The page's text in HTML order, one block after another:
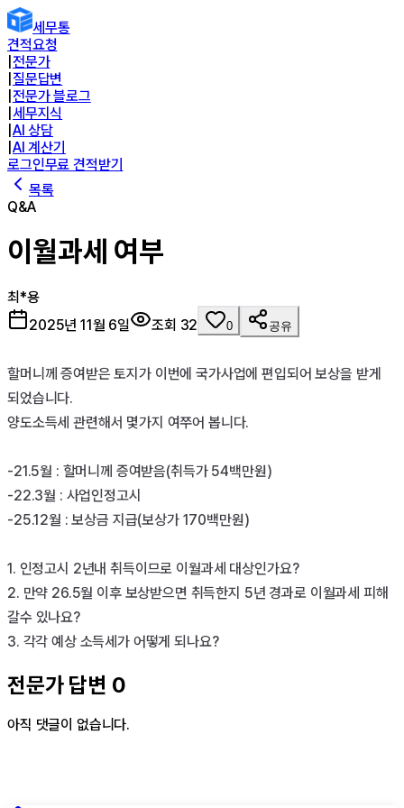
세무통
견적요청
전문가
질문답변
전문가 블로그
세무지식
AI 상담
AI 계산기
로그인무료 견적받기
목록
Q&A
이월과세 여부
최*용
2025년 11월 6일
조회 32 0 공유
할머니께 증여받은 토지가 이번에 국가사업에 편입되어 보상을 받게
되었습니다.
양도소득세 관련해서 몇가지 여쭈어 봅니다.
-21.5월 : 할머니께 증여받음(취득가 54백만원)
-22.3월 : 사업인정고시
-25.12월 : 보상금 지급(보상가 170백만원)
1. 인정고시 2년내 취득이므로 이월과세 대상인가요?
2. 만약 26.5월 이후 보상받으면 취득한지 5년 경과로 이월과세 피해
갈수 있나요?
3. 각각 예상 소득세가 어떻게 되나요?
전문가 답변 0
아직 댓글이 없습니다.